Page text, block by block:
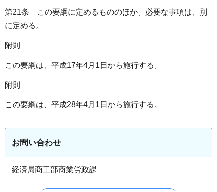
第21条 この要綱に定めるもののほか、必要な事項は、別
に定める。
附則
この要綱は、平成17年4月1日から施行する。
附則
この要綱は、平成28年4月1日から施行する。
お問い合わせ
経済局商工部商業労政課